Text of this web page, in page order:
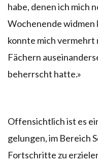
habe, denen ich mich
Wochenende widmen
konnte mich vermehrt
Fächern
beherrscht hatte.»
Offensichtlich ist es
gelungen, im Bereich
Fortschritte zu